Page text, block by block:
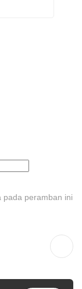
pada peramban ini